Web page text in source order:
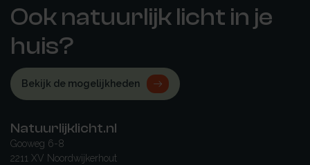
Ook natuurlijk licht in je
huis?
Bekijk de mogelijkheden
Natuurlijklicht.nl
Gooweg 6-8
2211 XV Noordwijkerhout